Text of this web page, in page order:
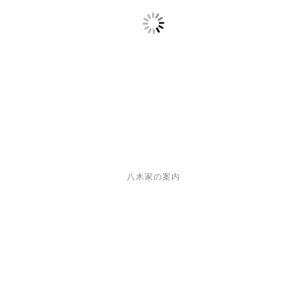
八木家の案内